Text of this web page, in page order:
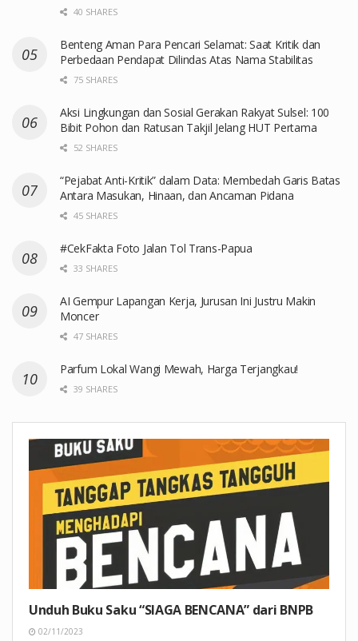
40 SHARES
Benteng Aman Para Pencari Selamat: Saat Kritik dan
Perbedaan Pendapat Dilindas Atas Nama Stabilitas
75 SHARES
Aksi Lingkungan dan Sosial Gerakan Rakyat Sulsel: 100
Bibit Pohon dan Ratusan Takjil Jelang HUT Pertama
52 SHARES
“Pejabat Anti-Kritik” dalam Data: Membedah Garis Batas
Antara Masukan, Hinaan, dan Ancaman Pidana
45 SHARES
#CekFakta Foto Jalan Tol Trans-Papua
33 SHARES
AI Gempur Lapangan Kerja, Jurusan Ini Justru Makin
Moncer
47 SHARES
Parfum Lokal Wangi Mewah, Harga Terjangkau!
39 SHARES
Unduh Buku Saku “SIAGA BENCANA” dari BNPB
02/11/2023